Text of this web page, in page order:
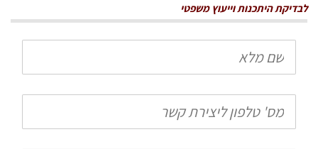
לבדיקת היתכנות וייעוץ משפטי
שם
מלא
טלפון